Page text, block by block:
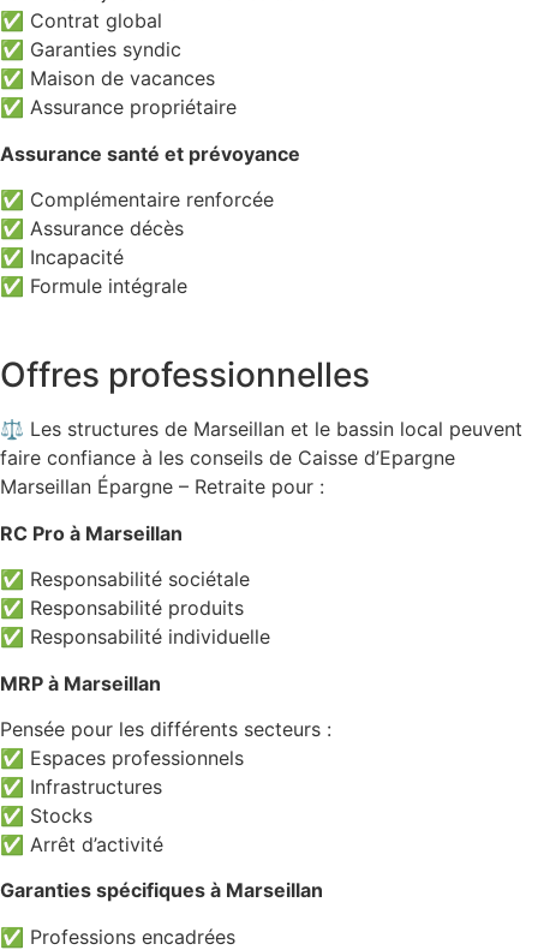
✅ Contrat global
✅ Garanties syndic
✅ Maison de vacances
✅ Assurance propriétaire
Assurance santé et prévoyance
✅ Complémentaire renforcée
✅ Assurance décès
✅ Incapacité
✅ Formule intégrale
Offres professionnelles
⚖️ Les structures de Marseillan et le bassin local peuvent
faire confiance à les conseils de Caisse d’Epargne
Marseillan Épargne – Retraite pour :
RC Pro à Marseillan
✅ Responsabilité sociétale
✅ Responsabilité produits
✅ Responsabilité individuelle
MRP à Marseillan
Pensée pour les différents secteurs :
✅ Espaces professionnels
✅ Infrastructures
✅ Stocks
✅ Arrêt d’activité
Garanties spécifiques à Marseillan
✅ Professions encadrées